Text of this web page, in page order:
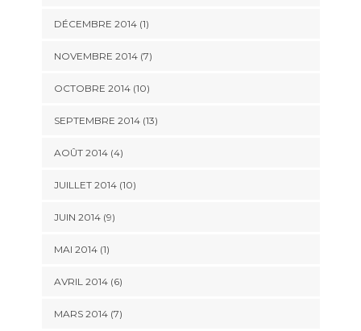
DÉCEMBRE 2014 (1)
NOVEMBRE 2014 (7)
OCTOBRE 2014 (10)
SEPTEMBRE 2014 (13)
AOÛT 2014 (4)
JUILLET 2014 (10)
JUIN 2014 (9)
MAI 2014 (1)
AVRIL 2014 (6)
MARS 2014 (7)